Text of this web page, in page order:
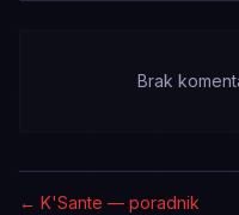
Brak
← K'Sante — poradnik